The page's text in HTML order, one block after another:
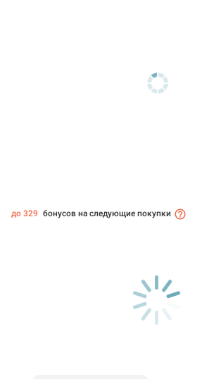
до 329 бонусов на следующие покупки